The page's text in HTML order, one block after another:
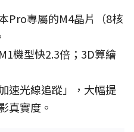
Pro專屬的M4晶片（8核
機型快2.3倍；3D算繪
速光線追蹤」，大幅提
真實度。